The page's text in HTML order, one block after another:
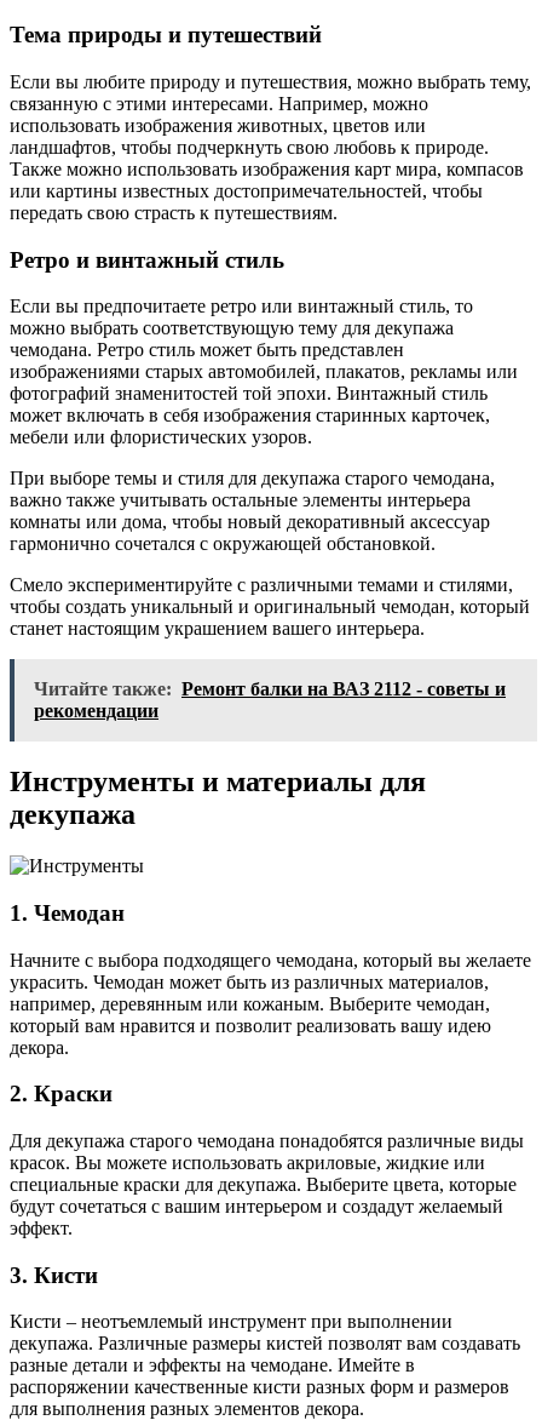
Тема природы и путешествий
Если вы любите природу и путешествия, можно выбрать тему,
связанную с этими интересами. Например, можно
использовать изображения животных, цветов или
ландшафтов, чтобы подчеркнуть свою любовь к природе.
Также можно использовать изображения карт мира, компасов
или картины известных достопримечательностей, чтобы
передать свою страсть к путешествиям.
Ретро и винтажный стиль
Если вы предпочитаете ретро или винтажный стиль, то
можно выбрать соответствующую тему для декупажа
чемодана. Ретро стиль может быть представлен
изображениями старых автомобилей, плакатов, рекламы или
фотографий знаменитостей той эпохи. Винтажный стиль
может включать в себя изображения старинных карточек,
мебели или флористических узоров.
При выборе темы и стиля для декупажа старого чемодана,
важно также учитывать остальные элементы интерьера
комнаты или дома, чтобы новый декоративный аксессуар
гармонично сочетался с окружающей обстановкой.
Смело экспериментируйте с различными темами и стилями,
чтобы создать уникальный и оригинальный чемодан, который
станет настоящим украшением вашего интерьера.
Читайте также: Ремонт балки на ВАЗ 2112 - советы и
рекомендации
Инструменты и материалы для
декупажа
1. Чемодан
Начните с выбора подходящего чемодана, который вы желаете
украсить. Чемодан может быть из различных материалов,
например, деревянным или кожаным. Выберите чемодан,
который вам нравится и позволит реализовать вашу идею
декора.
2. Краски
Для декупажа старого чемодана понадобятся различные виды
красок. Вы можете использовать акриловые, жидкие или
специальные краски для декупажа. Выберите цвета, которые
будут сочетаться с вашим интерьером и создадут желаемый
эффект.
3. Кисти
Кисти – неотъемлемый инструмент при выполнении
декупажа. Различные размеры кистей позволят вам создавать
разные детали и эффекты на чемодане. Имейте в
распоряжении качественные кисти разных форм и размеров
для выполнения разных элементов декора.